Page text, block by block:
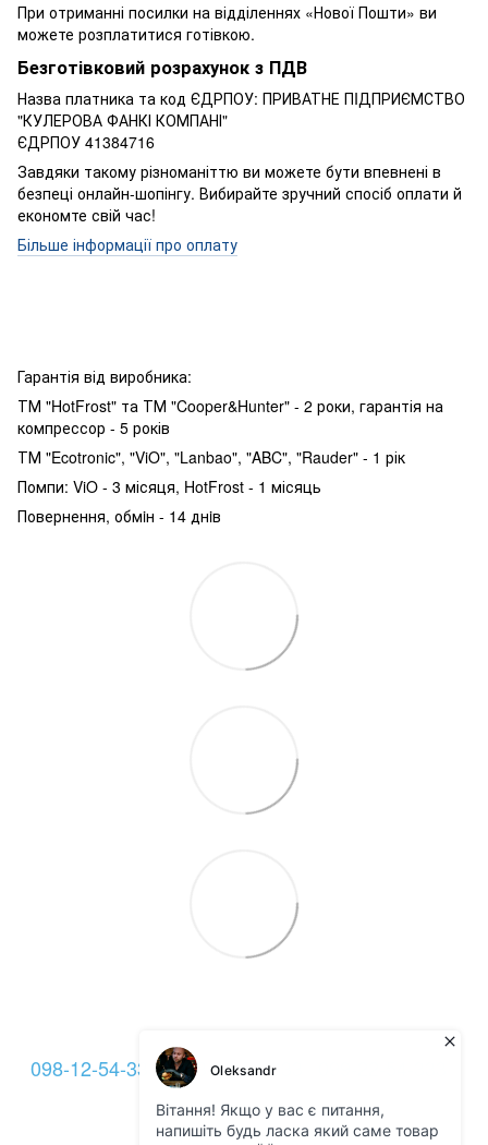
При отриманні посилки на відділеннях «Нової Пошти» ви
можете розплатитися готівкою.
Безготівковий розрахунок з ПДВ
Назва платника та код ЄДРПОУ: ПРИВАТНЕ ПIДПРИЄМСТВО
"КУЛЕРОВА ФАНКІ КОМПАНІ"
ЄДРПОУ 41384716
Завдяки такому різноманіттю ви можете бути впевнені в
безпеці онлайн-шопінгу. Вибирайте зручний спосіб оплати й
економте свій час!
Більше інформації про оплату
Гарантія від виробника:
ТМ "HotFrost" та ТМ "Cooper&Hunter" - 2 роки, гарантія на
компрессор - 5 років
ТМ "Ecotronic", "ViO", "Lanbao", "ABC", "Rauder" - 1 рік
Помпи: ViO - 3 місяця, HotFrost - 1 місяць
Повернення, обмiн - 14 днiв
098-12-54-333 093-12-54-333
Контакти